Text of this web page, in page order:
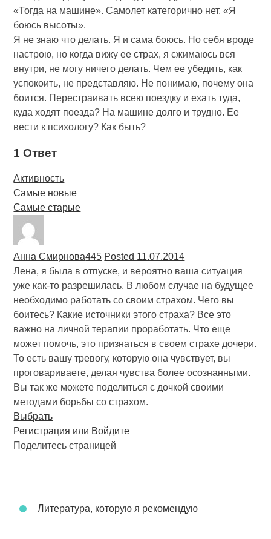
«Тогда на машине». Самолет категорично нет. «Я
боюсь высоты».
Я не знаю что делать. Я и сама боюсь. Но себя вроде
настрою, но когда вижу ее страх, я сжимаюсь вся
внутри, не могу ничего делать. Чем ее убедить, как
успокоить, не представляю. Не понимаю, почему она
боится. Перестраивать всею поездку и ехать туда,
куда ходят поезда? На машине долго и трудно. Ее
вести к психологу? Как быть?
1 Ответ
Активность
Самые новые
Самые старые
Анна Смирнова445 Posted 11.07.2014
Лена, я была в отпуске, и вероятно ваша ситуация
уже как-то разрешилась. В любом случае на будущее
необходимо работать со своим страхом. Чего вы
боитесь? Какие источники этого страха? Все это
важно на личной терапии проработать. Что еще
может помочь, это признаться в своем страхе дочери.
То есть вашу тревогу, которую она чувствует, вы
проговариваете, делая чувства более осознанными.
Вы так же можете поделиться с дочкой своими
методами борьбы со страхом.
Выбрать
Регистрация или Войдите
Поделитесь страницей
Литература, которую я рекомендую